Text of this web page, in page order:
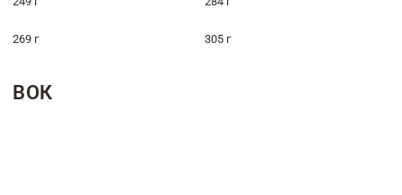
269 г 305 г
ВОК